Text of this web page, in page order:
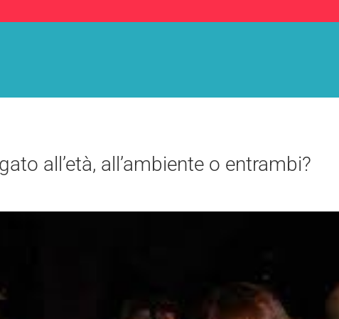
all’età, all’ambiente o entrambi?